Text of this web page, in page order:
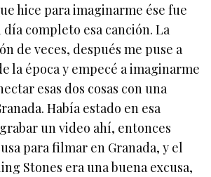
hice para imaginarme ése fue
completo esa canción. La
de veces, después me puse a
la época y empecé a imaginarme
esas dos cosas con una
Había estado en esa
un video ahí, entonces
para filmar en Granada, y el
Stones era una buena excusa,